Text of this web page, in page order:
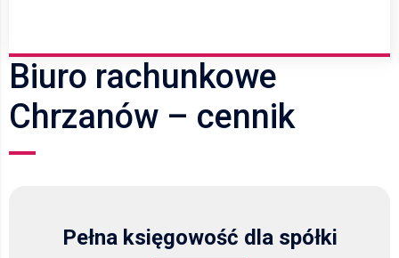
Biuro rachunkowe
Chrzanów – cennik
Pełna księgowość dla spółki